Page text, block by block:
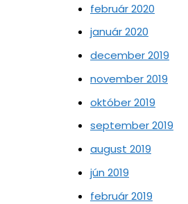
február 2020
január 2020
december 2019
november 2019
október 2019
september 2019
august 2019
jún 2019
február 2019